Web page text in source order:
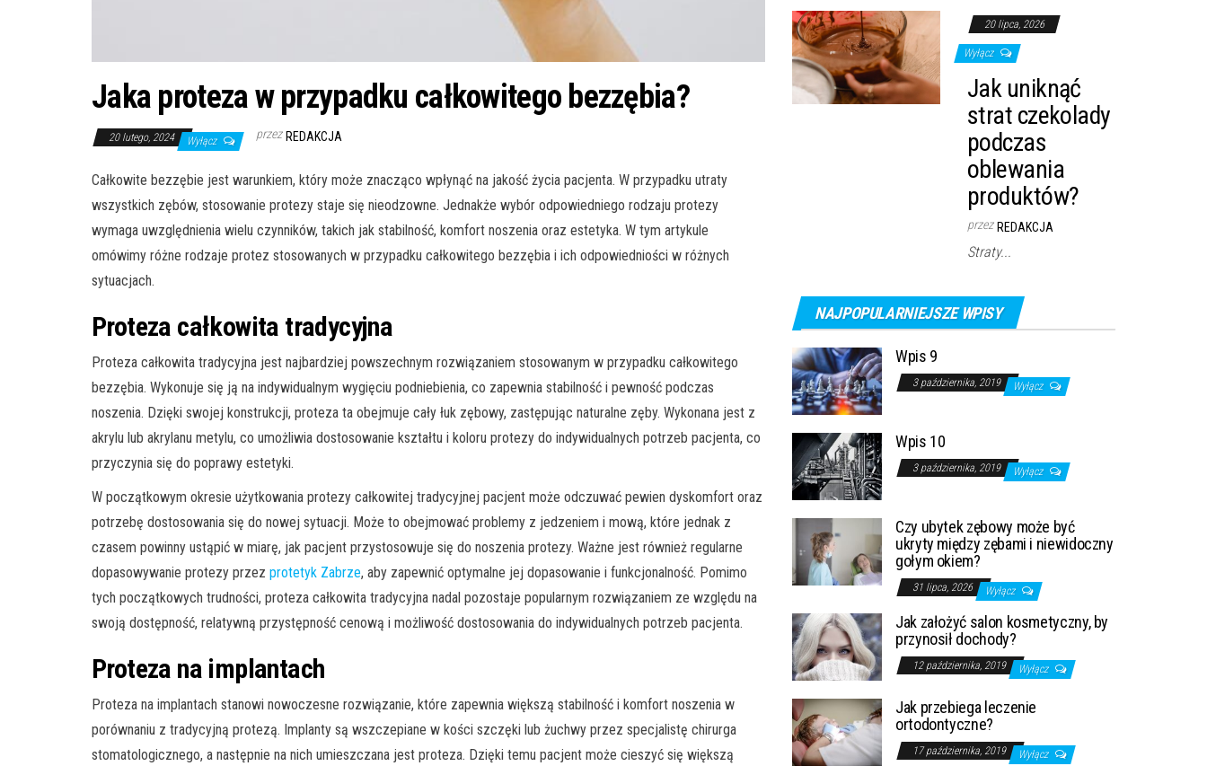
Jaka proteza w przypadku całkowitego bezzębia?
20 lutego, 2024 Wyłącz przez REDAKCJA
Całkowite bezzębie jest warunkiem, który może znacząco wpłynąć na jakość życia pacjenta. W przypadku utraty
wszystkich zębów, stosowanie protezy staje się nieodzowne. Jednakże wybór odpowiedniego rodzaju protezy
wymaga uwzględnienia wielu czynników, takich jak stabilność, komfort noszenia oraz estetyka. W tym artykule
omówimy różne rodzaje protez stosowanych w przypadku całkowitego bezzębia i ich odpowiedniości w różnych
sytuacjach.
Proteza całkowita tradycyjna
Proteza całkowita tradycyjna jest najbardziej powszechnym rozwiązaniem stosowanym w przypadku całkowitego
bezzębia. Wykonuje się ją na indywidualnym wygięciu podniebienia, co zapewnia stabilność i pewność podczas
noszenia. Dzięki swojej konstrukcji, proteza ta obejmuje cały łuk zębowy, zastępując naturalne zęby. Wykonana jest z
akrylu lub akrylanu metylu, co umożliwia dostosowanie kształtu i koloru protezy do indywidualnych potrzeb pacjenta, co
przyczynia się do poprawy estetyki.
W początkowym okresie użytkowania protezy całkowitej tradycyjnej pacjent może odczuwać pewien dyskomfort oraz
potrzebę dostosowania się do nowej sytuacji. Może to obejmować problemy z jedzeniem i mową, które jednak z
czasem powinny ustąpić w miarę, jak pacjent przystosowuje się do noszenia protezy. Ważne jest również regularne
dopasowywanie protezy przez protetyk Zabrze, aby zapewnić optymalne jej dopasowanie i funkcjonalność. Pomimo
tych początkowych trudności, proteza całkowita tradycyjna nadal pozostaje popularnym rozwiązaniem ze względu na
swoją dostępność, relatywną przystępność cenową i możliwość dostosowania do indywidualnych potrzeb pacjenta.
Proteza na implantach
Proteza na implantach stanowi nowoczesne rozwiązanie, które zapewnia większą stabilność i komfort noszenia w
porównaniu z tradycyjną protezą. Implanty są wszczepiane w kości szczęki lub żuchwy przez specjalistę chirurga
stomatologicznego, a następnie na nich umieszczana jest proteza. Dzięki temu pacjent może cieszyć się większą
20 lipca, 2026
Wyłącz
Jak uniknąć
strat czekolady
podczas
oblewania
produktów?
przez REDAKCJA
Straty...
NAJPOPULARNIEJSZE WPISY
Wpis 9
3 października, 2019 Wyłącz
Wpis 10
3 października, 2019 Wyłącz
Czy ubytek zębowy może być
ukryty między zębami i niewidoczny
gołym okiem?
31 lipca, 2026 Wyłącz
Jak założyć salon kosmetyczny, by
przynosił dochody?
12 października, 2019 Wyłącz
Jak przebiega leczenie
ortodontyczne?
17 października, 2019 Wyłącz